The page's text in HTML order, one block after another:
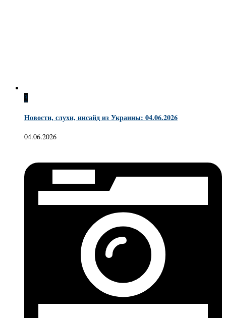
3
Новости, слухи, инсайд из Украины: 04.06.2026
04.06.2026